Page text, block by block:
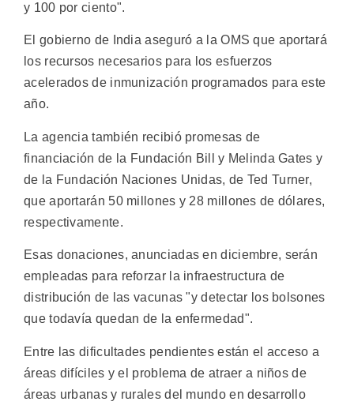
y 100 por ciento".
El gobierno de India aseguró a la OMS que aportará
los recursos necesarios para los esfuerzos
acelerados de inmunización programados para este
año.
La agencia también recibió promesas de
financiación de la Fundación Bill y Melinda Gates y
de la Fundación Naciones Unidas, de Ted Turner,
que aportarán 50 millones y 28 millones de dólares,
respectivamente.
Esas donaciones, anunciadas en diciembre, serán
empleadas para reforzar la infraestructura de
distribución de las vacunas "y detectar los bolsones
que todavía quedan de la enfermedad".
Entre las dificultades pendientes están el acceso a
áreas difíciles y el problema de atraer a niños de
áreas urbanas y rurales del mundo en desarrollo